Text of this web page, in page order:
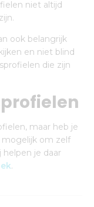
niet altijd
ook belangrijk
en niet blind
die zijn
maar heb je
mogelijk om zelf
je daar
.